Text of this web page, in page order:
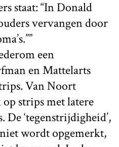
staat: “In Donald
vervangen door
een
en Mattelarts
Van Noort
strips met latere
‘tegenstrijdigheid’,
wordt opgemerkt,